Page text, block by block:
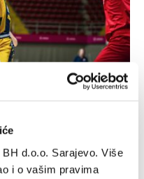
d.o.o. Sarajevo. Više
i o vašim pravima